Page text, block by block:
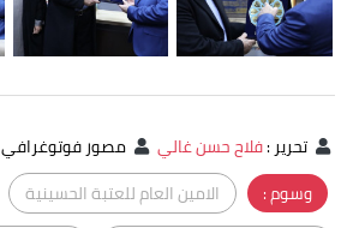
تحرير:فلاح حسن غالي مصور فوتوغرافي
وسوم :
الامين العام للعتبة الحسينية